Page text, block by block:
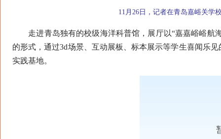
11月26日，记者在青岛嘉峪关学校
走进青岛独有的校级海洋科普馆，展厅以“嘉嘉峪峪航
的形式，通过3d场景、互动展板、标本展示等学生喜闻乐
实践基地。